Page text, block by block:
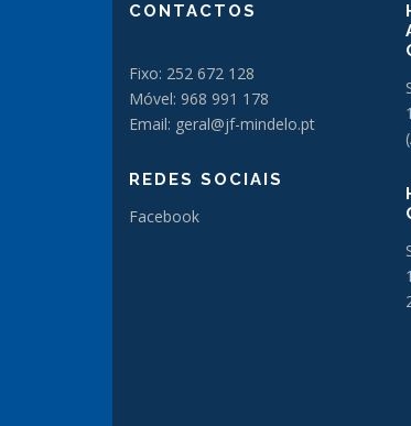
CONTACTOS
Fixo: 252 672 128
Móvel: 968 991 178
Email: geral@jf-mindelo.pt
REDES SOCIAIS
Facebook